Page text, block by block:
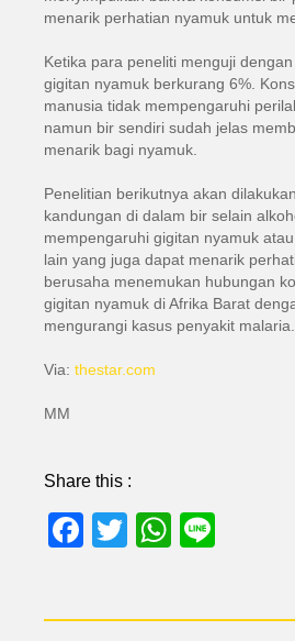
menarik perhatian nyamuk untuk
Ketika para peneliti menguji
gigitan nyamuk berkurang 6%.
manusia tidak mempengaruhi
namun bir sendiri sudah jelas
menarik bagi nyamuk.
Penelitian berikutnya akan
kandungan di dalam bir selain
mempengaruhi gigitan nyamuk
lain yang juga dapat menarik
berusaha menemukan hubungan
gigitan nyamuk di Afrika Barat
mengurangi kasus penyakit malaria.
Via: thestar.com
MM
Share this :
Facebook
Twitter